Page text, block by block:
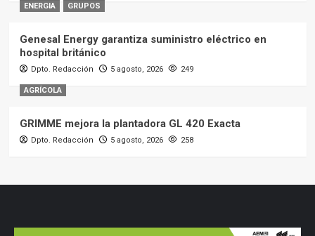
ENERGIA GRUPOS
Genesal Energy garantiza suministro eléctrico en
hospital británico
Dpto. Redacción 5 agosto, 2026 249
AGRÍCOLA
GRIMME mejora la plantadora GL 420 Exacta
Dpto. Redacción 5 agosto, 2026 258